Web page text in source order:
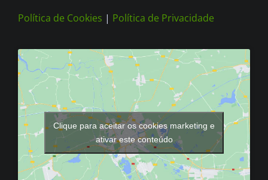
Política de Cookies | Política de Privacidade
Clique para aceitar os cookies marketing e
ativar este conteúdo